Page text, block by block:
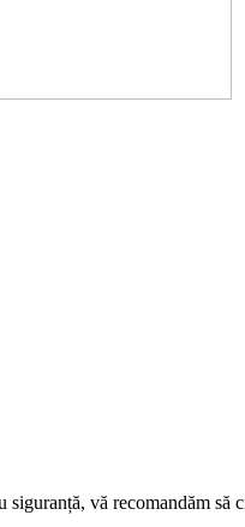
vă recomandăm să